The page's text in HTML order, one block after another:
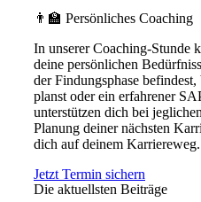
👨‍🏫 Persönliches Coaching
In unserer Coaching-Stunde
deine persönlichen
der Findungsphase
planst oder ein erfahrener
unterstützen dich bei
Planung deiner nächsten
dich auf deinem Karriereweg.
Jetzt Termin sichern
Die aktuellsten Beiträge